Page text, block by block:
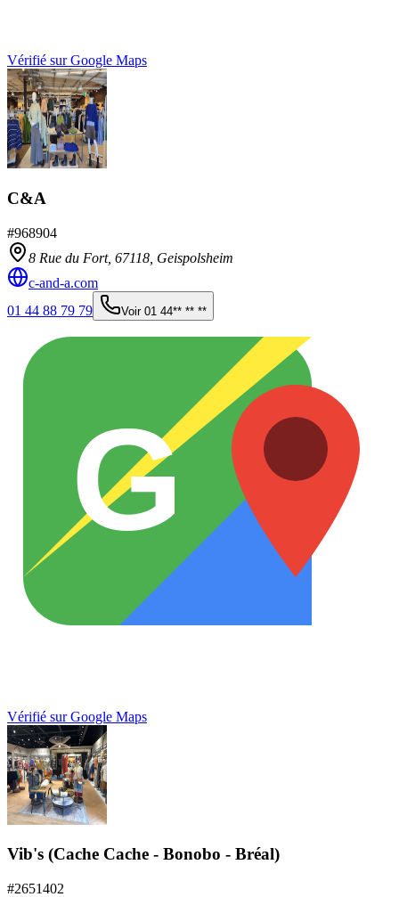
Vérifié sur Google Maps
C&A
#968904
8 Rue du Fort, 67118 Geispolsheim
c-and-a.com
01 44 88 79 79
Voir 01 44** ** **
G
Vérifié sur Google Maps
Vib's (Cache Cache - Bonobo - Bréal)
#2651402